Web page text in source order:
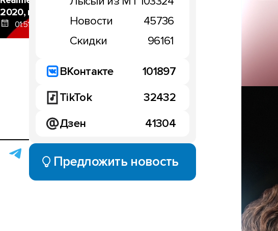
2020, но обойдется без новинок
01:51, 2 сентября 2020
следующей неделе
Новости
45736
Скидки
96161
ВКонтакте
101897
TikTok
32432
Дзен
41304
Предложить новость